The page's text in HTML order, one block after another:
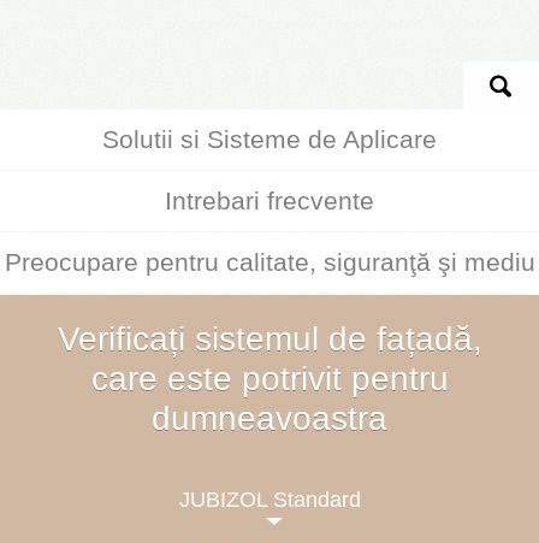
Solutii si Sisteme de Aplicare
Intrebari frecvente
Preocupare pentru calitate, siguranţă şi mediu
Verificați sistemul de fațadă,
care este potrivit pentru
dumneavoastra
JUBIZOL Standard